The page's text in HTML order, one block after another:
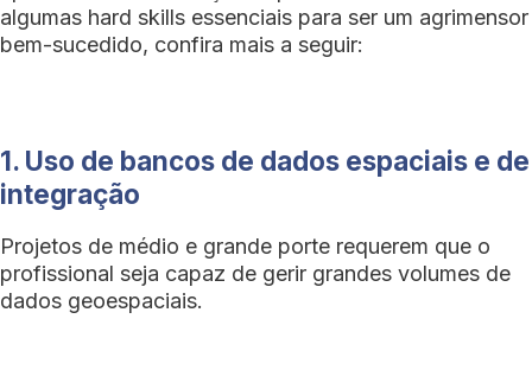
algumas hard skills essenciais para ser um agrimensor
bem-sucedido, confira mais a seguir:
1. Uso de bancos de dados espaciais e de
integração
Projetos de médio e grande porte requerem que o
profissional seja capaz de gerir grandes volumes de
dados geoespaciais.